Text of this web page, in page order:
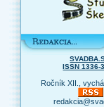
ISSN 1336-
Ročník XII.,